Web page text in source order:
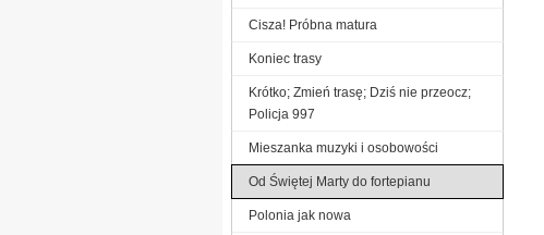
Cisza! Próbna matura
Koniec trasy
Krótko; Zmień trasę; Dziś nie przeocz;
Policja 997
Mieszanka muzyki i osobowości
Od Świętej Marty do fortepianu
Polonia jak nowa